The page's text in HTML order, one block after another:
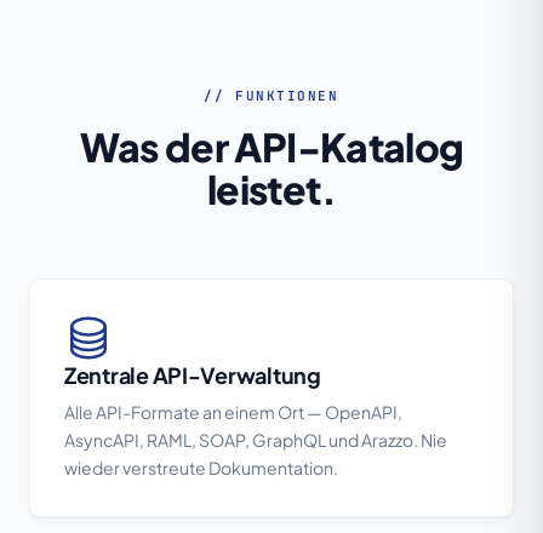
// FUNKTIONEN
Was der API-Katalog
leistet.
Zentrale API-Verwaltung
Alle API-Formate an einem Ort — OpenAPI,
AsyncAPI, RAML, SOAP, GraphQL und Arazzo. Nie
wieder verstreute Dokumentation.